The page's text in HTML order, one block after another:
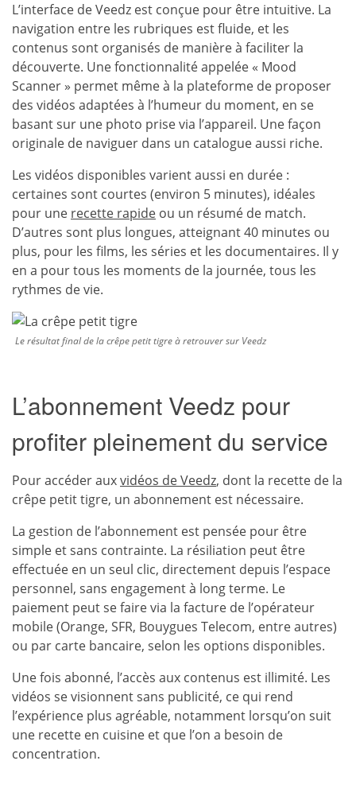
L’interface de Veedz est conçue pour être intuitive. La
navigation entre les rubriques est fluide, et les
contenus sont organisés de manière à faciliter la
découverte. Une fonctionnalité appelée « Mood
Scanner » permet même à la plateforme de proposer
des vidéos adaptées à l’humeur du moment, en se
basant sur une photo prise via l’appareil. Une façon
originale de naviguer dans un catalogue aussi riche.
Les vidéos disponibles varient aussi en durée :
certaines sont courtes (environ 5 minutes), idéales
pour une recette rapide ou un résumé de match.
D’autres sont plus longues, atteignant 40 minutes ou
plus, pour les films, les séries et les documentaires. Il y
en a pour tous les moments de la journée, tous les
rythmes de vie.
Le résultat final de la crêpe petit tigre à retrouver sur Veedz
L’abonnement Veedz pour
profiter pleinement du service
Pour accéder auxvidéos de Veedz, dont la recette de la
crêpe petit tigre, un abonnement est nécessaire.
La gestion de l’abonnement est pensée pour être
simple et sans contrainte. La résiliation peut être
effectuée en un seul clic, directement depuis l’espace
personnel, sans engagement à long terme. Le
paiement peut se faire via la facture de l’opérateur
mobile (Orange, SFR, Bouygues Telecom, entre autres)
ou par carte bancaire, selon les options disponibles.
Une fois abonné, l’accès aux contenus est illimité. Les
vidéos se visionnent sans publicité, ce qui rend
l’expérience plus agréable, notamment lorsqu’on suit
une recette en cuisine et que l’on a besoin de
concentration.